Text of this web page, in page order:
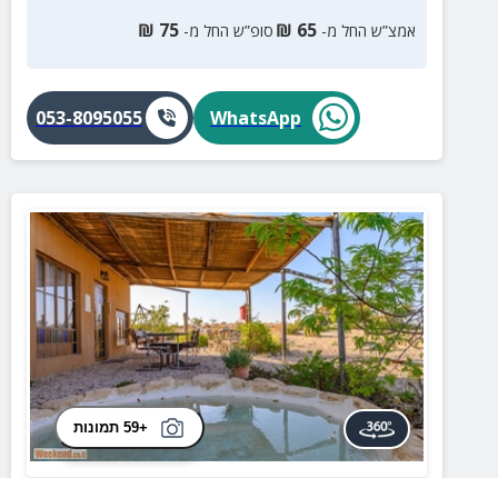
אמצ”ש החל מ- 65
₪ סופ”ש החל מ- 75
₪
WhatsApp
053-8095055
+59 תמונות